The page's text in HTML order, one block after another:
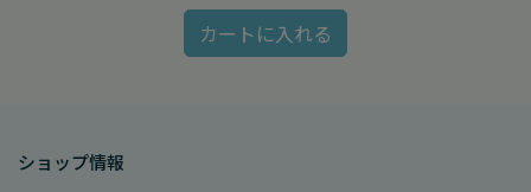
カートに入れる
ショップ情報